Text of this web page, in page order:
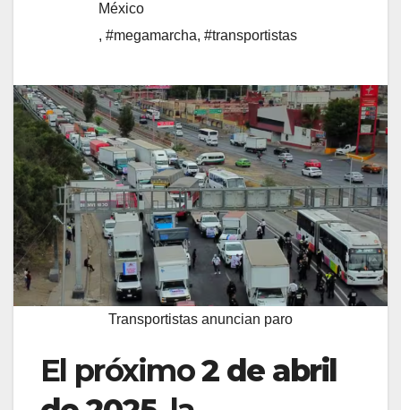
México
, #megamarcha, #transportistas
Transportistas anuncian paro
El próximo2 de abril